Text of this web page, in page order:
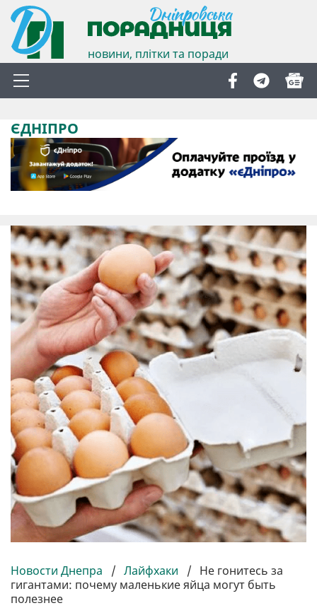
новини, плітки та поради
ЄДНІПРО
Новости Днепра / Лайфхаки / Не гонитесь за
гигантами: почему маленькие яйца могут быть
полезнее